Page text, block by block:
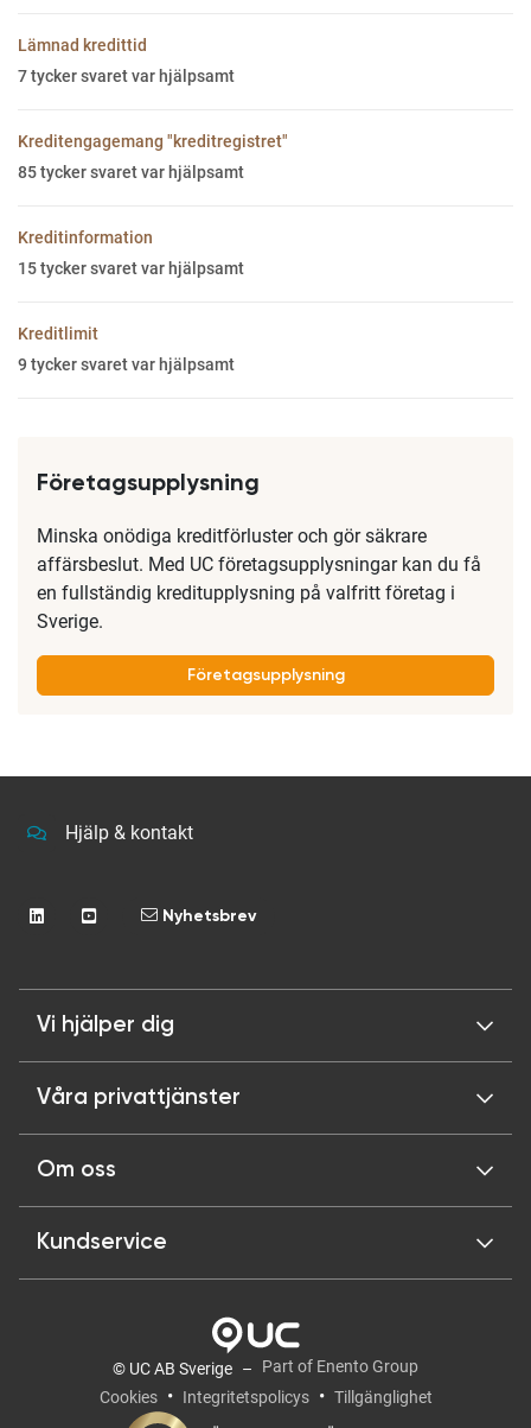
Lämnad kredittid
7tycker svaret var hjälpsamt
Kreditengagemang "kreditregistret"
85tycker svaret var hjälpsamt
Kreditinformation
15tycker svaret var hjälpsamt
Kreditlimit
9 tycker svaret var hjälpsamt
Företagsupplysning
Minska onödiga kreditförluster och gör säkrare
affärsbeslut. Med UC företagsupplysningar kan du få
en fullständig kreditupplysning på valfritt företag i
Sverige.
Företagsupplysning
Hjälp & kontakt
Nyhetsbrev
Vi hjälper dig
Våra privattjänster
Om oss
Kundservice
© UC AB Sverige
Part of Enento Group
Cookies
Integritetspolicys Tillgänglighet